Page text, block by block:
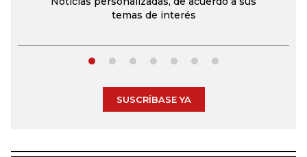
temas de interés
SUSCRÍBASE YA